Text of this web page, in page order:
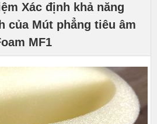
Xác định khả năng
của Mút phẳng tiêu âm
MF1